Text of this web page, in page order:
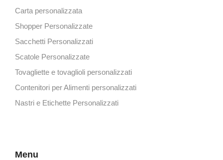
Carta personalizzata
Shopper Personalizzate
Sacchetti Personalizzati
Scatole Personalizzate
Tovagliette e tovaglioli personalizzati
Contenitori per Alimenti personalizzati
Nastri e Etichette Personalizzati
Menu